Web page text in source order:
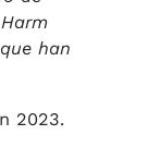
han
2023.